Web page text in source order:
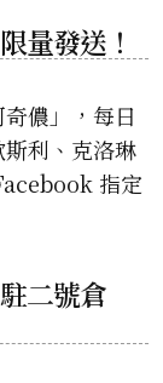
量發送！
儂」，每日
利、克洛琳
指定
二號倉